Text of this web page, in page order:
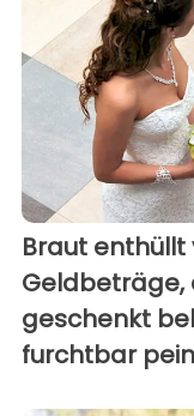
Braut
Geldbeträge,
geschenkt
furchtbar